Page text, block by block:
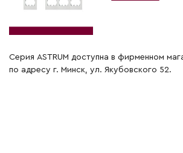
Серия ASTRUM доступна в фирменном
по адресу г. Минск, ул. Якубовского 52.